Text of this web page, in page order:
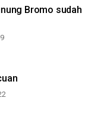
Bromo sudah